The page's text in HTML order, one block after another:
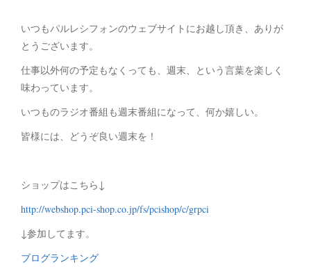
いつもパルレシフォンのウェブサイトにお越し頂き、ありが
とうございます。
仕事以外何の予定もなくっても、週末、という言葉を楽しく
味わっています。
いつものラジオ番組も週末番組になって、何か嬉しい。
皆様には、どうぞ良い週末を！
ショップはこちら↓
http://webshop.pci-shop.co.jp/fs/pcishop/c/grpci
↓参加してます。
ブログランキング